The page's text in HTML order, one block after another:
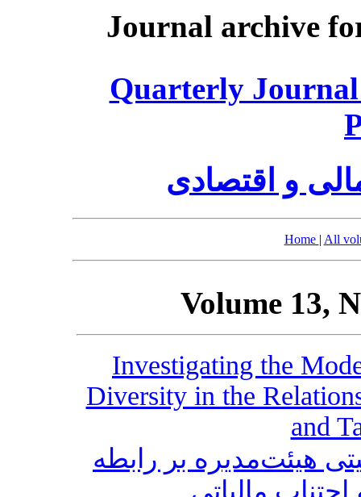
Journal archive
Quarterly
و اقتصادی
Home | All
Volume 13,
Investigating the
Diversity in the
and
هیئت‌مدیره بر رابطه
مالیاتی